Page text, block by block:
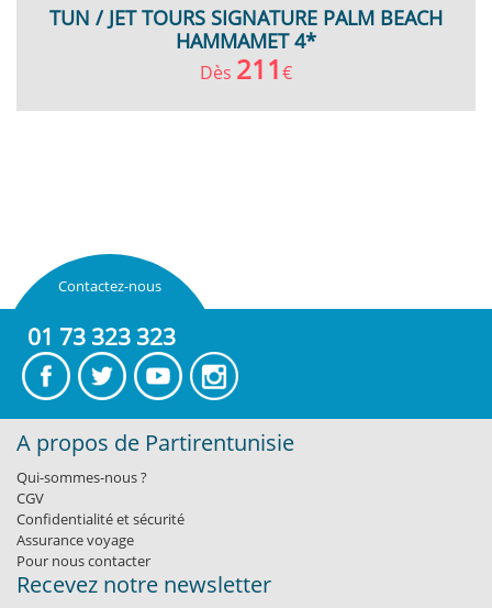
TUN / JET TOURS SIGNATURE PALM BEACH
HAMMAMET 4*
Dès 211€
Contactez-nous
01 73 323 323
A propos de Partirentunisie
Qui-sommes-nous ?
CGV
Confidentialité et sécurité
Assurance voyage
Pour nous contacter
Recevez notre newsletter